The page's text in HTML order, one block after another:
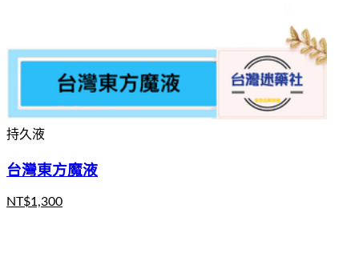
持久液
台灣東方魔液
NT$1,300